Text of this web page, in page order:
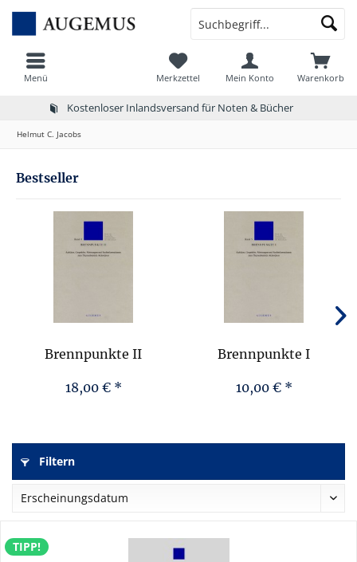
Kostenloser Inlandsversand für Noten & Bücher
Menü Warenkorb
Merkzettel Mein Konto
Helmut C. Jacobs
Bestseller
Brennpunkte II
18,00 € *
Brennpunkte I
10,00 € *
Filtern
TIPP!